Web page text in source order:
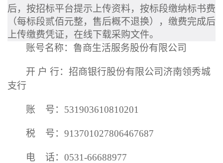
后，按招标平台提示上传资料，按标段缴纳标书费
（每标段贰佰元整， 售后概不退换），缴费完成后
上传缴费凭证，在线下载采购文件。
账号名称：鲁商生活服务股份有限公司
开 户 行：招商银行股份有限公司济南领秀城
支行
账 号： 531903610810201
税 号： 913701027806467687
电 话： 0531-66688977